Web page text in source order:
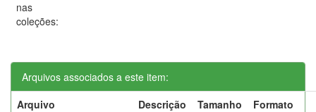
nas
coleções:
Arquivos associados a este item:
Arquivo
Descrição Tamanho
Formato